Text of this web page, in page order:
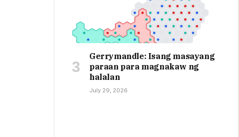
Gerrymandle: Isang masayang
paraan para magnakaw ng
halalan
July 29, 2026